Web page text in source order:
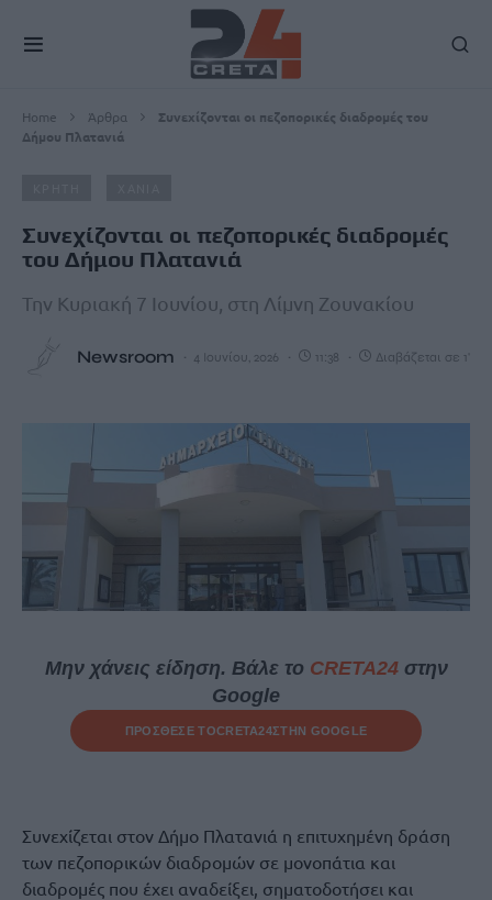
Home Άρθρα
Συνεχίζονται οι πεζοπορικές διαδρομές του
Δήμου Πλατανιά
Συνεχίζονται οι πεζοπορικές διαδρομές
του Δήμου Πλατανιά
Την Κυριακή 7 Ιουνίου, στη Λίμνη Ζουνακίου
Newsroom 4 Ιουνίου, 2026 11:38 Διαβάζεται σε 1'
Μην χάνεις είδηση. Βάλε το CRETA24στην
Google
ΠΡΟΣΘΕΣΕ ΤΟCRETA24ΣΤΗΝ GOOGLE
Συνεχίζεται στον Δήμο Πλατανιά η επιτυχημένη δράση
των πεζοπορικών διαδρομών σε μονοπάτια και
διαδρομές που έχει αναδείξει, σηματοδοτήσει και